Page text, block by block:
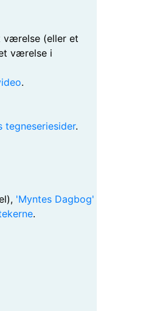
værelse (eller et
værelse i
.
tegneseriesider.
'Myntes Dagbog'
.